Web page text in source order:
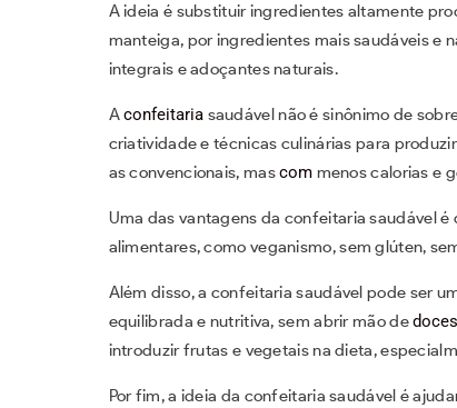
A ideia é substituir ingredientes altamente
manteiga, por ingredientes mais saudáveis e
integrais e adoçantes naturais.
Aconfeitaria saudável não é sinônimo de
criatividade e técnicas culinárias para
as convencionais, mascom menos calorias e
Uma das vantagens da confeitaria saudável
alimentares, como veganismo, sem glúten,
Além disso, a confeitaria saudável pode ser
equilibrada e nutritiva, sem abrir mão dedoces
introduzir frutas e vegetais na dieta,
Por fim, a ideia da confeitaria saudável é